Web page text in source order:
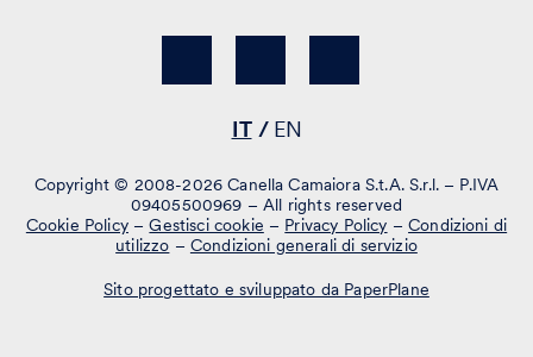
IT EN
Copyright © 2008-2026 Canella Camaiora S.t.A. S.r.l. – P.IVA
09405500969 – All rights reserved
Cookie Policy–Gestisci cookie – Privacy Policy –Condizioni di
utilizzo – Condizioni generali di servizio
Sito progettato e sviluppato da PaperPlane